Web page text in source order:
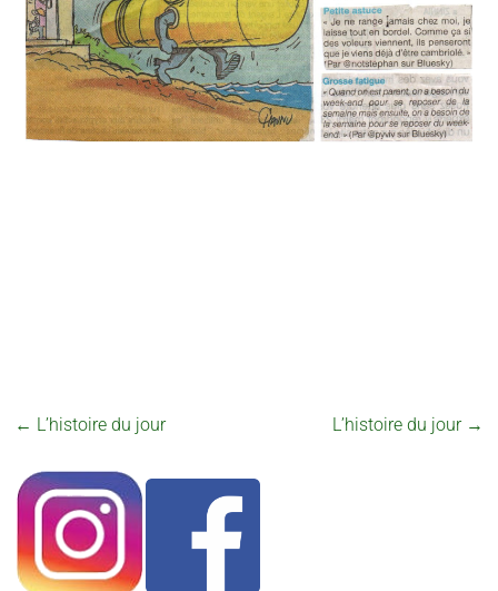
← L’histoire du jour L’histoire du jour →